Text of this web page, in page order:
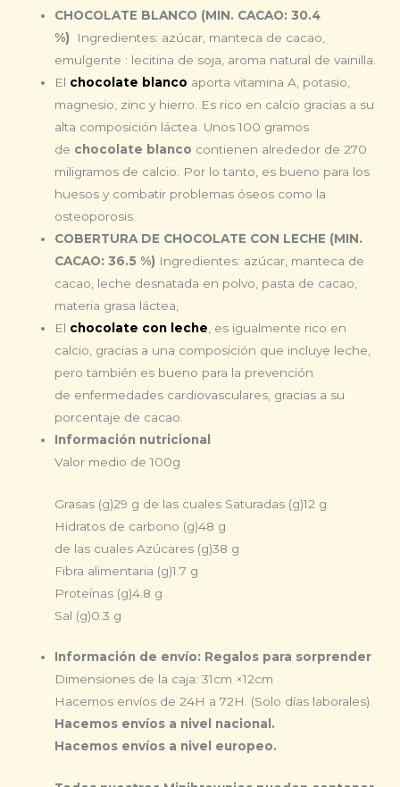
CHOCOLATE BLANCO (MIN. CACAO: 30.4
%)
Ingredientes: azúcar, manteca de cacao,
emulgente : lecitina de soja, aroma natural de vainilla.
El chocolate blanco aporta vitamina A, potasio,
magnesio, zinc y hierro. Es rico en calcio gracias a su
alta composición láctea. Unos 100 gramos
de chocolate blanco contienen alrededor de 270
miligramos de calcio. Por lo tanto, es bueno para los
huesos y combatir problemas óseos como la
osteoporosis.
COBERTURA DE CHOCOLATE CON LECHE (MIN.
CACAO: 36.5 %) Ingredientes: azúcar, manteca de
cacao, leche desnatada en polvo, pasta de cacao,
materia grasa láctea,
El chocolate con leche , es igualmente rico en
calcio, gracias a una composición que incluye leche,
pero también es bueno para la prevención
de enfermedades cardiovasculares, gracias a su
porcentaje de cacao.
Información nutricional
Valor medio de 100g
Grasas (g)29 g de las cuales Saturadas (g)12 g
Hidratos de carbono (g)48 g
de las cuales Azúcares (g)38 g
Fibra alimentaria (g)1.7 g
Proteínas (g)4.8 g
Sal (g)0.3 g
Información de envío: Regalos para sorprender
Dimensiones de la caja: 31cm ×12cm
Hacemos envíos de 24H a 72H. (Solo días laborales).
Hacemos envíos a nivel nacional.
Hacemos envíos a nivel europeo.